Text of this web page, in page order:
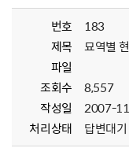
번호
183
제목
묘역별
파일
조회수
8,557
작성일
2007-
처리상태
답변대기